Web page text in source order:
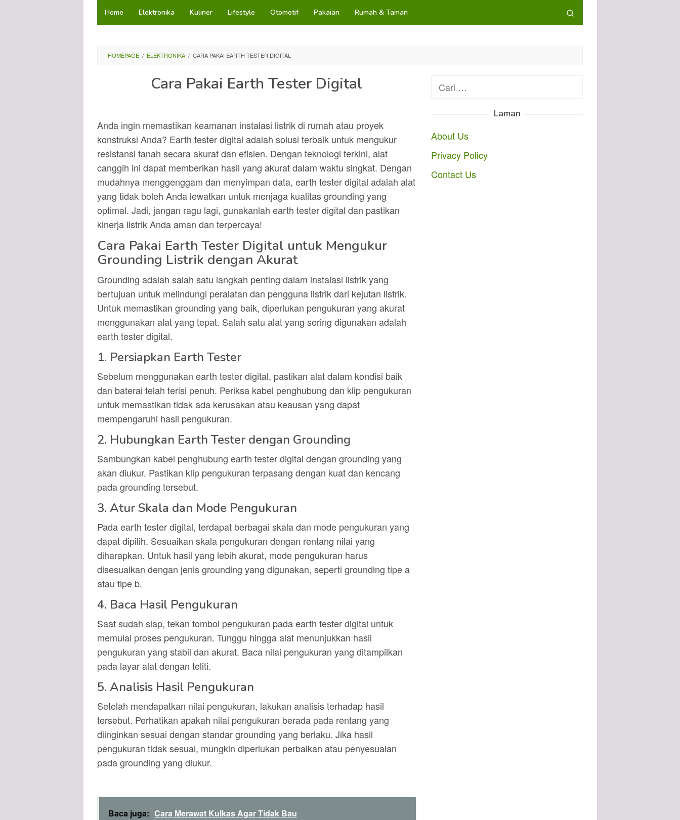
LoncatHome Elektronika Kuliner Lifestyle Otomotif Pakaian Rumah & Taman
HOMEPAGE / ELEKTRONIKA / CARA PAKAI EARTH TESTER DIGITAL
Cara Pakai Earth Tester Digital
Anda ingin memastikan keamanan instalasi listrik di rumah atau proyek
konstruksi Anda? Earth tester digital adalah solusi terbaik untuk mengukur
resistansi tanah secara akurat dan efisien. Dengan teknologi terkini, alat
canggih ini dapat memberikan hasil yang akurat dalam waktu singkat. Dengan
mudahnya menggenggam dan menyimpan data, earth tester digital adalah alat
yang tidak boleh Anda lewatkan untuk menjaga kualitas grounding yang
optimal. Jadi, jangan ragu lagi, gunakanlah earth tester digital dan pastikan
kinerja listrik Anda aman dan terpercaya!
Cara Pakai Earth Tester Digital untuk Mengukur
Grounding Listrik dengan Akurat
Grounding adalah salah satu langkah penting dalam instalasi listrik yang
bertujuan untuk melindungi peralatan dan pengguna listrik dari kejutan listrik.
Untuk memastikan grounding yang baik, diperlukan pengukuran yang akurat
menggunakan alat yang tepat. Salah satu alat yang sering digunakan adalah
earth tester digital.
1. Persiapkan Earth Tester
Sebelum menggunakan earth tester digital, pastikan alat dalam kondisi baik
dan baterai telah terisi penuh. Periksa kabel penghubung dan klip pengukuran
untuk memastikan tidak ada kerusakan atau keausan yang dapat
mempengaruhi hasil pengukuran.
2. Hubungkan Earth Tester dengan Grounding
Sambungkan kabel penghubung earth tester digital dengan grounding yang
akan diukur. Pastikan klip pengukuran terpasang dengan kuat dan kencang
pada grounding tersebut.
3. Atur Skala dan Mode Pengukuran
Pada earth tester digital, terdapat berbagai skala dan mode pengukuran yang
dapat dipilih. Sesuaikan skala pengukuran dengan rentang nilai yang
diharapkan. Untuk hasil yang lebih akurat, mode pengukuran harus
disesuaikan dengan jenis grounding yang digunakan, seperti grounding tipe a
atau tipe b.
4. Baca Hasil Pengukuran
Saat sudah siap, tekan tombol pengukuran pada earth tester digital untuk
memulai proses pengukuran. Tunggu hingga alat menunjukkan hasil
pengukuran yang stabil dan akurat. Baca nilai pengukuran yang ditampilkan
pada layar alat dengan teliti.
5. Analisis Hasil Pengukuran
Setelah mendapatkan nilai pengukuran, lakukan analisis terhadap hasil
tersebut. Perhatikan apakah nilai pengukuran berada pada rentang yang
diinginkan sesuai dengan standar grounding yang berlaku. Jika hasil
pengukuran tidak sesuai, mungkin diperlukan perbaikan atau penyesuaian
pada grounding yang diukur.
Baca juga: Cara Merawat Kulkas Agar Tidak Bau
Cari
Laman
About Us
Privacy Policy
Contact Us